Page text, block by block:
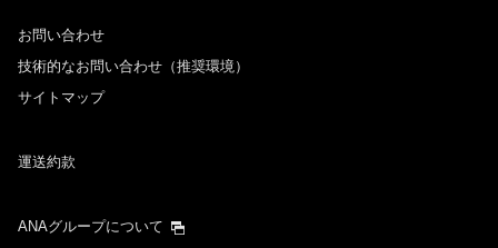
お問い合わせ
技術的なお問い合わせ（推奨環境）
サイトマップ
運送約款
ANAグループについて